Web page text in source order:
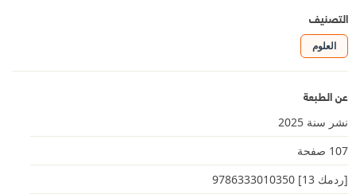
التصنيف
العلوم
عن الطبعة
نشر سنة 2025
107 صفحة
[ردمك 13] 9786333010350